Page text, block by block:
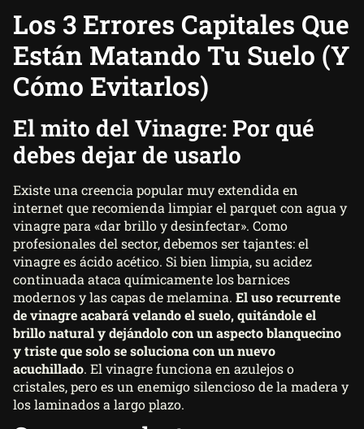
Los 3 Errores Capitales Que
Están Matando Tu Suelo (y
Cómo Evitarlos)
El mito del Vinagre: Por qué
debes dejar de usarlo
Existe una creencia popular muy extendida en
internet que recomienda limpiar el parquet con agua y
vinagre para «dar brillo y desinfectar». Como
profesionales del sector, debemos ser tajantes: el
vinagre es ácido acético. Si bien limpia, su acidez
continuada ataca químicamente los barnices
modernos y las capas de melamina. El uso recurrente
de vinagre acabará velando el suelo, quitándole el
brillo natural y dejándolo con un aspecto blanquecino
y triste que solo se soluciona con un nuevo
acuchillado. El vinagre funciona en azulejos o
cristales, pero es un enemigo silencioso de la madera y
los laminados a largo plazo.